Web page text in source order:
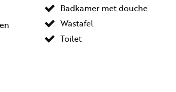
Badkamer met douche
Wastafel
Toilet